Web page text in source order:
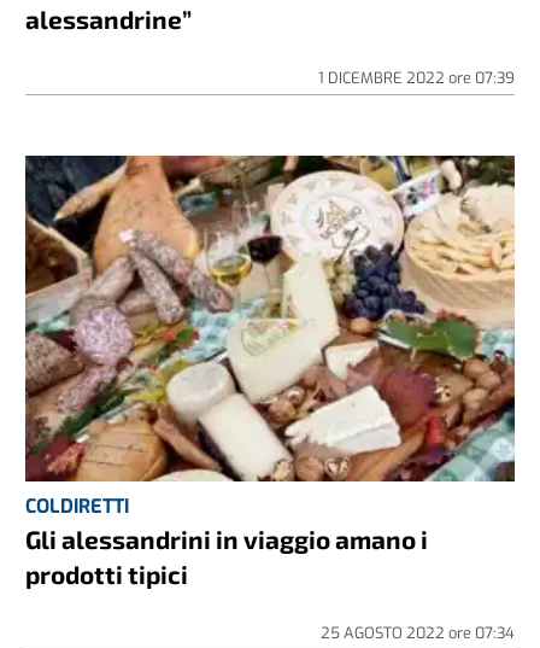
alessandrine”
1 DICEMBRE 2022 ore 07:39
COLDIRETTI
Gli alessandrini in viaggio amano i
prodotti tipici
25 AGOSTO 2022 ore 07:34